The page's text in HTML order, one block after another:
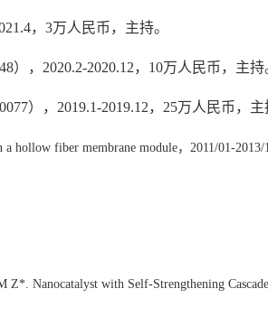
，3万人民币，主持。
，2020.2-2020.12，10万人民币，主持
），2019.1-2019.12，25万人民币，主
hollow fiber membrane module，2011/01-
Z*. Nanocatalyst with Self-Strengthening